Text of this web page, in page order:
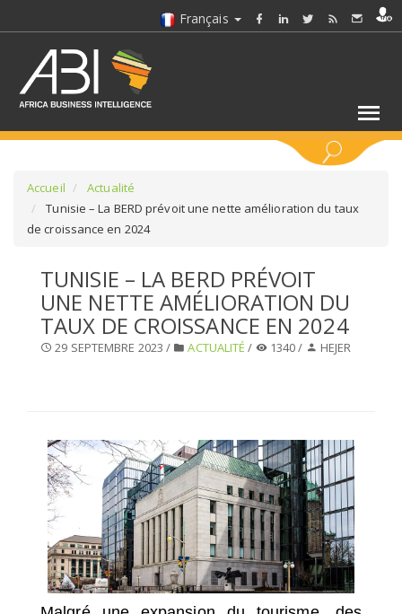
Français
SÉLECTIONNEZ UN DOSSIER
SELECTIONNEZ UNE SECTION
Accueil
Actualité
Tunisie – La BERD prévoit une nette amélioration du taux
de croissance en 2024
TUNISIE – LA BERD PRÉVOIT
UNE NETTE AMÉLIORATION DU
TAUX DE CROISSANCE EN 2024
29 SEPTEMBRE 2023 / ACTUALITÉ / 1340 / HEJER